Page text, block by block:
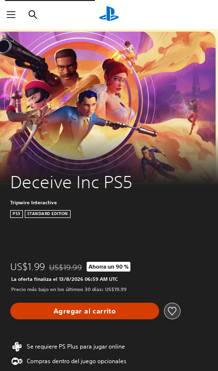
Buscar
Deceive Inc PS5
Tripwire Interactive
PS5 STANDARD EDITION
US$1.99 Rebajado del precio original de US$19.99
US$19.99 Ahorra un 90 %
La oferta finaliza el 13/8/2026 06:59 AM UTC
Precio más bajo en los últimos 30 días: US$19.99
Agregar al carrito
Se requiere PS Plus para jugar online
Compras dentro del juego opcionales